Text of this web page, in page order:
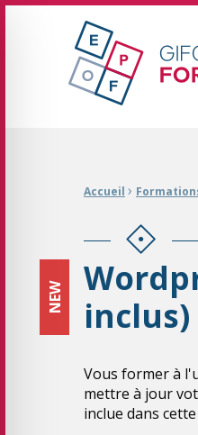
GIFOP
Fil d'Ariane :
Accueil ›
inclus)
NEW
Vous former à
mettre à jour
inclue dans